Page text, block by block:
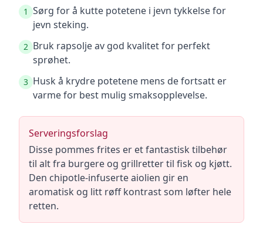
1 Sørg for å kutte potetene i jevn tykkelse for
jevn steking.
2 Bruk rapsolje av god kvalitet for perfekt
sprøhet.
3 Husk å krydre potetene mens de fortsatt er
varme for best mulig smaksopplevelse.
Serveringsforslag
Disse pommes frites er et fantastisk tilbehør
til alt fra burgere og grillretter til fisk og kjøtt.
Den chipotle-infuserte aiolien gir en
aromatisk og litt røff kontrast som løfter hele
retten.